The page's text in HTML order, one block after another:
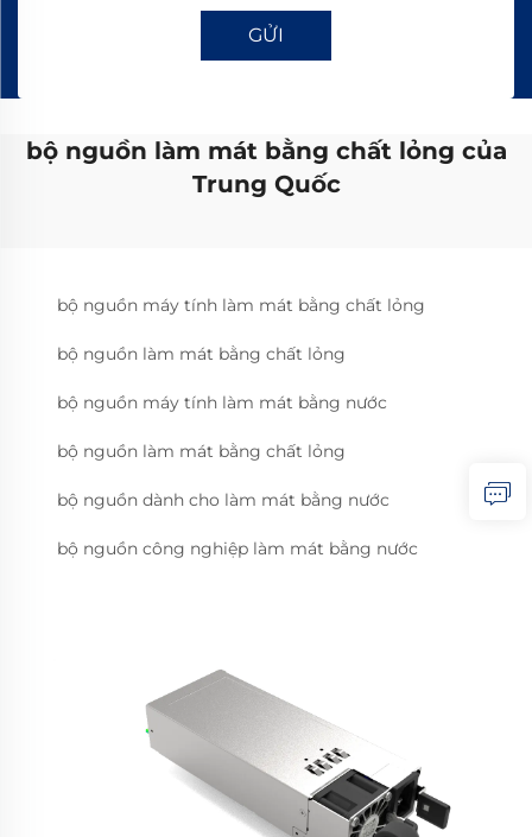
GỬI
bộ nguồn làm mát bằng chất lỏng của
Trung Quốc
bộ nguồn máy tính làm mát bằng chất lỏng
bộ nguồn làm mát bằng chất lỏng
bộ nguồn máy tính làm mát bằng nước
bộ nguồn làm mát bằng chất lỏng
bộ nguồn dành cho làm mát bằng nước
bộ nguồn công nghiệp làm mát bằng nước